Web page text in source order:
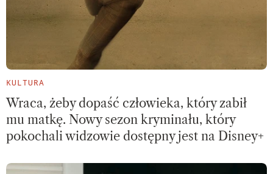
KULTURA
Wraca, żeby dopaść człowieka, który zabił
mu matkę. Nowy sezon kryminału, który
pokochali widzowie dostępny jest na Disney+